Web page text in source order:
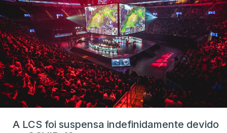
A LCS foi suspensa indefinidamente devido